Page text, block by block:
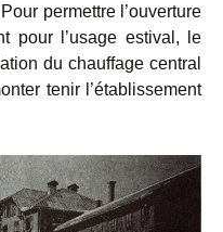
permettre l’ouverture
pour l’usage estival, le
du chauffage central
tenir l’établissement